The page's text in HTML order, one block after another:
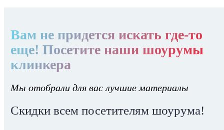
Вам не придется искать где-то
еще! Посетите наши шоурумы
клинкера
Мы отобрали для вас лучшие материалы
Скидки всем посетителям шоурума!